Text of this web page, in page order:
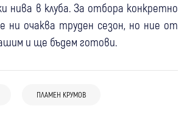
нива в клуба. За отбора конкретно
ни очаква труден сезон, но ние от
и ще бъдем готови.
ПЛАМЕН КРУМОВ
02 авг